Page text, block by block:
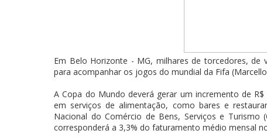
Em Belo Horizonte - MG, milhares de torcedores, de
para acompanhar os jogos do mundial da Fifa
A Copa do Mundo deverá gerar um incremento de
em serviços de alimentação, como bares e
Nacional do Comércio de Bens, Serviços e
corresponderá a 3,3% do faturamento médio mensal